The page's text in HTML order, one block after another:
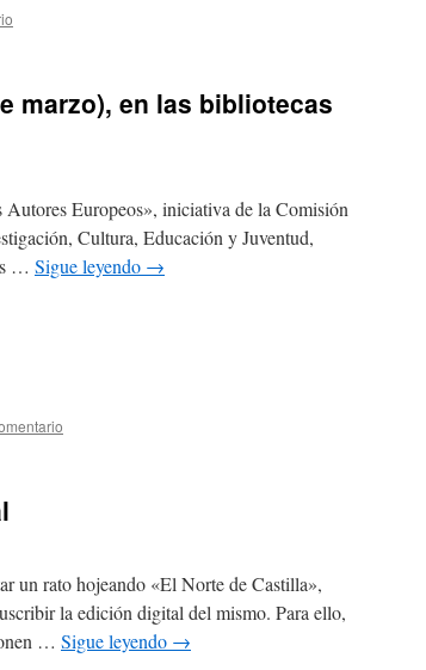
marzo), en las bibliotecas
Autores Europeos», iniciativa de la Comisión
Cultura, Educación y Juventud,
… Sigue leyendo →
un rato hojeando «El Norte de Castilla»,
la edición digital del mismo. Para ello,
… Sigue leyendo →